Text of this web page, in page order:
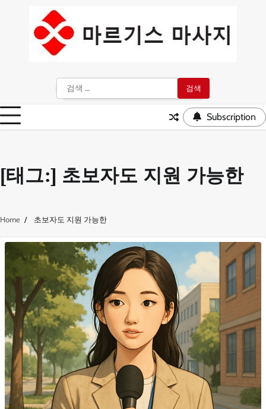
색:
Subscription
[태그:] 초보자도 지원 가능한
Home 초보자도 지원 가능한